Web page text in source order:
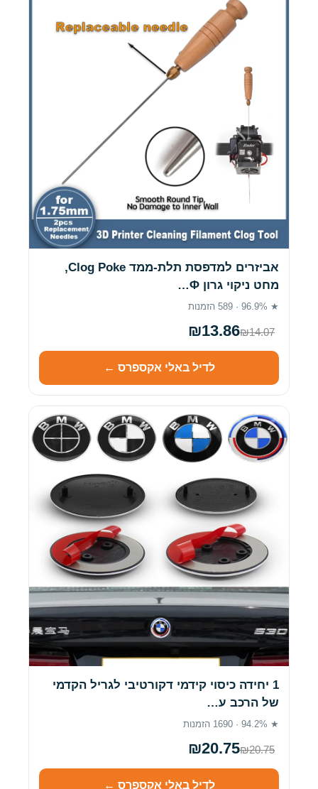
אביזרים למדפסת תלת-ממד Clog Poke,
מחט ניקוי גרון Φ…
★ 96.9% · 589 הזמנות
₪13.86₪14.07
לדיל באלי אקספרס ←
1 יחידה כיסוי קידמי דקורטיבי לגריל הקדמי
של הרכב ע…
★ 94.2% · 1690 הזמנות
₪20.75₪20.75
לדיל באלי אקספרס ←